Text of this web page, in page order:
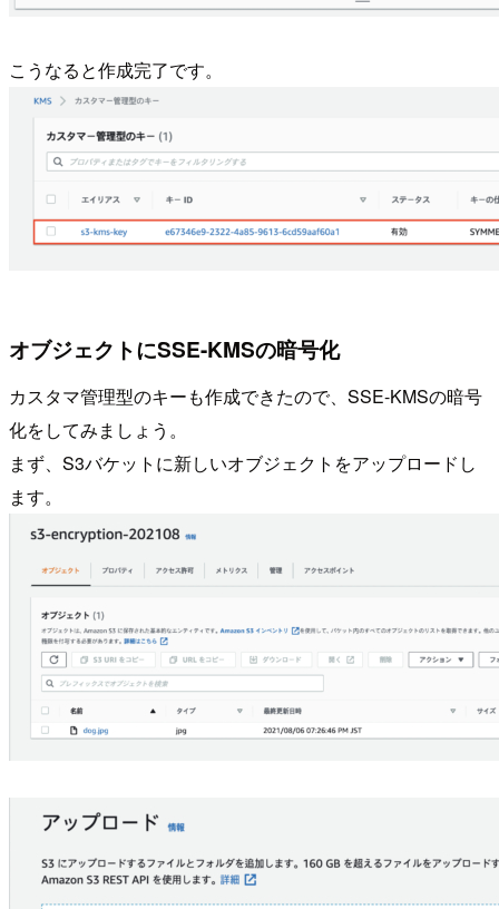
こうなると作成完了です。
オブジェクトにSSE-KMSの暗号化
カスタマ管理型のキーも作成できたので、SSE-KMSの暗号
化をしてみましょう。
まず、S3バケットに新しいオブジェクトをアップロードし
ます。